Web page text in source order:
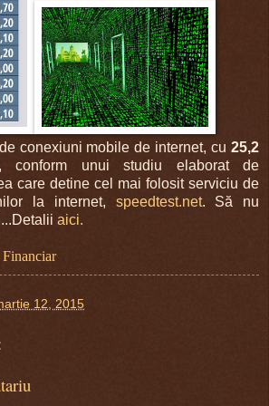
conexiuni mobile de internet, cu 25,2
conform unui studiu elaborat de
care detine cel mai folosit serviciu de
la internet, speedtest.net. Să nu
aici.
12, 2015